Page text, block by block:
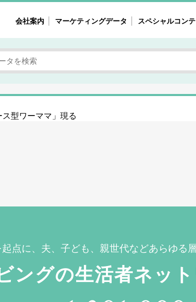
会社案内 マーケティングデータ スペシャルコン
女性の気持ちと消費がリアルに見える
自主調査レポート
業界インタビュー
ス型ワーママ」現る
点に、夫、子ども、親世代などあらゆる
ングの生活者ネッ